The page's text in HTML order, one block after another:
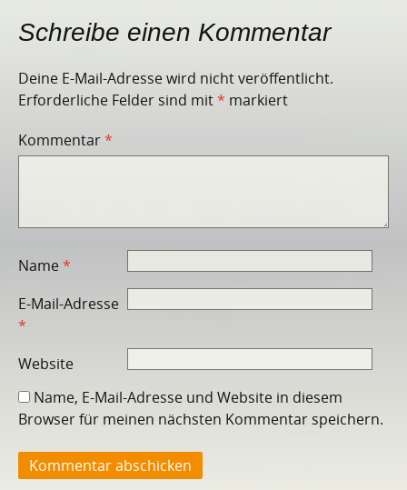
Schreibe einen Kommentar
Deine E-Mail-Adresse wird nicht veröffentlicht.
Erforderliche Felder sind mit* markiert
Kommentar*
Name*
E-Mail-Adresse
*
Website
Name, E-Mail-Adresse und Website in diesem
Browser für meinen nächsten Kommentar speichern.